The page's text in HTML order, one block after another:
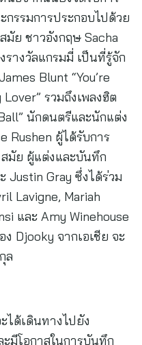
รรมการประกอบไปด้วย
มัย ชาวอังกฤษ Sacha
างวัลแกรมมี่ เป็นที่รู้จัก
Blunt “You’re
รวมถึงเพลงฮิต
นักดนตรีและนักแต่ง
Rushen ผู้ได้รับการ
สมัย ผู้แต่งและบันทึก
Justin Gray ซึ่งได้ร่วม
Lavigne, Mariah
และ Amy Winehouse
Djooky จากเอเชีย จะ
ล
ได้เดินทางไปยัง
มีโอกาสในการบันทึก